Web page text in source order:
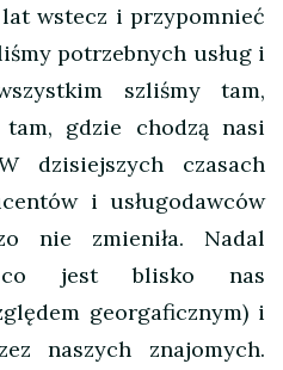
wstecz i przypomnieć
potrzebnych usług i
szliśmy tam,
gdzie chodzą nasi
dzisiejszych czasach
i usługodawców
nie zmieniła. Nadal
co jest blisko nas
georgaficznym) i
naszych znajomych.